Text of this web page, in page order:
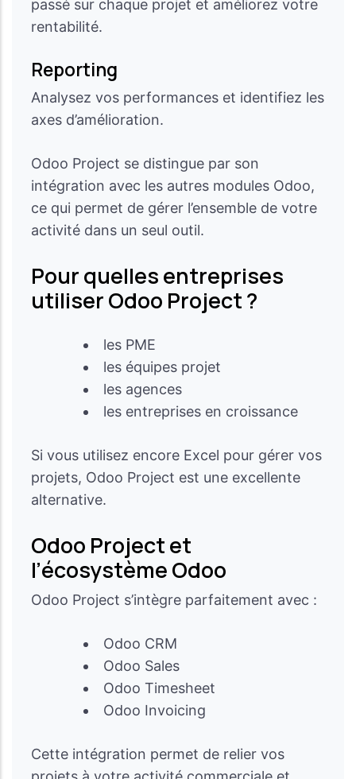
passé sur chaque projet et améliorez votre
rentabilité.
Reporting
Analysez vos performances et identifiez les
axes d’amélioration.
Odoo Project se distingue par son
intégration avec les autres modules Odoo,
ce qui permet de gérer l’ensemble de votre
activité dans un seul outil.
Pour quelles entreprises
utiliser Odoo Project ?
les PME
les équipes projet
les agences
les entreprises en croissance
Si vous utilisez encore Excel pour gérer vos
projets, Odoo Project est une excellente
alternative.
Odoo Project et
l’écosystème Odoo
Odoo Project s’intègre parfaitement avec :
Odoo CRM
Odoo Sales
Odoo Timesheet
Odoo Invoicing
Cette intégration permet de relier vos